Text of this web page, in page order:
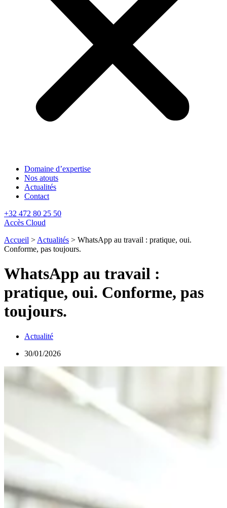
Domaine d’expertise
Nos atouts
Actualités
Contact
+32 472 80 25 50
Accès Cloud
Accueil > Actualités > WhatsApp au travail : pratique, oui.
Conforme, pas toujours.
WhatsApp au travail :
pratique, oui. Conforme, pas
toujours.
Actualité
30/01/2026